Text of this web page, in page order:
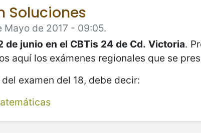
Soluciones
Mayo de 2017 - 09:05.
de junio en el CBTis 24 de Cd. Victoria.
aquí los exámenes regionales que se
examen del 18, debe decir: